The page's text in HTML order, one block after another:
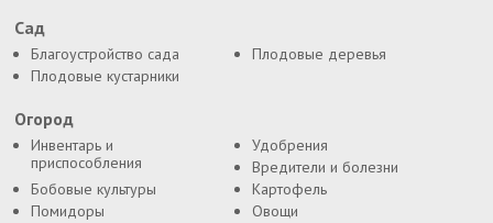
Сад
Благоустройство сада
Плодовые деревья
Плодовые кустарники
Огород
Инвентарь и
приспособления
Удобрения
Вредители и болезни
Бобовые культуры
Картофель
Помидоры
Овощи